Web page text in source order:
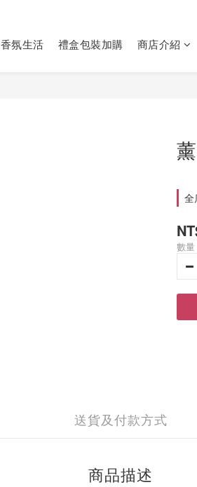
香氛生活 禮盒包裝加購 商店介紹
全
數量
送貨及付款方式
商品描述